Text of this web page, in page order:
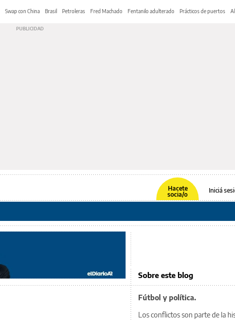
Swap con China Brasil Petroleras Fred Machado Fentanilo adulterado Prácticos de puertos
Hacete
socia/o
Iniciá
Sobre este blog
Fútbol y política.
Los conflictos son parte de la